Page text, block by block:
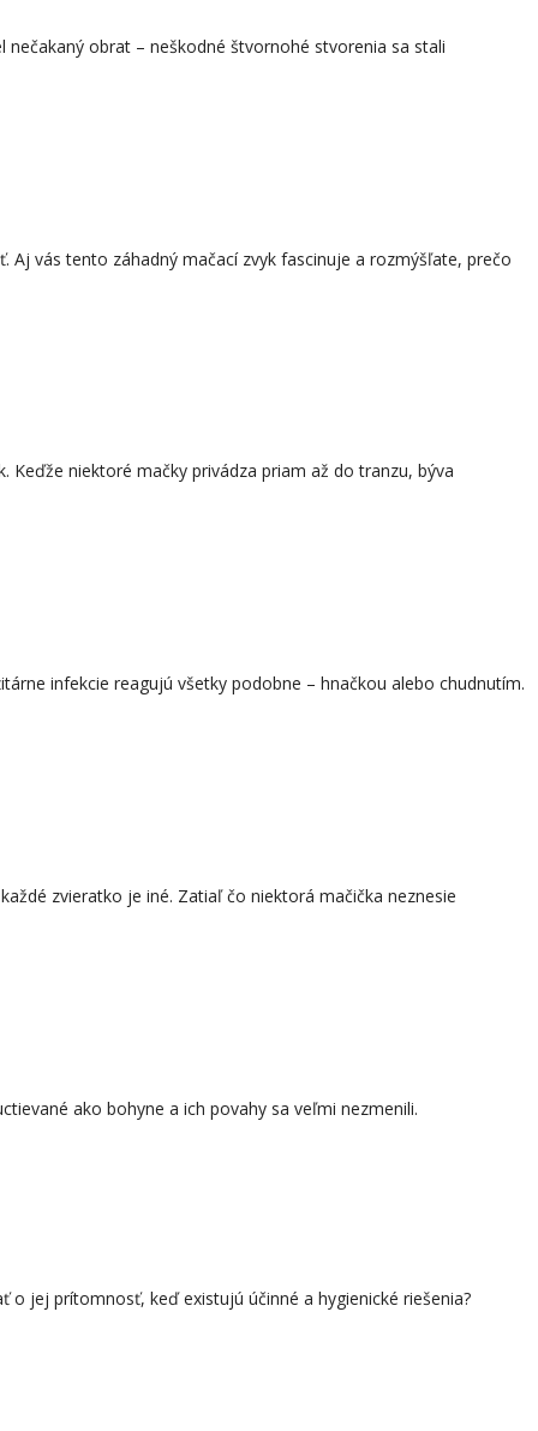
obrat – neškodné štvornohé stvorenia sa stali
Aj vás tento záhadný mačací zvyk fascinuje a rozmýšľate, prečo
niektoré mačky privádza priam až do tranzu, býva
infekcie reagujú všetky podobne – hnačkou alebo chudnutím.
zvieratko je iné. Zatiaľ čo niektorá mačička neznesie
ako bohyne a ich povahy sa veľmi nezmenili.
jej prítomnosť, keď existujú účinné a hygienické riešenia?